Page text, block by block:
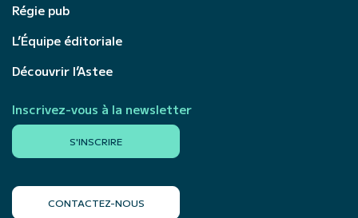
Régie pub
L’Équipe éditoriale
Découvrir l’Astee
Inscrivez-vous à la newsletter
S'INSCRIRE
CONTACTEZ-NOUS